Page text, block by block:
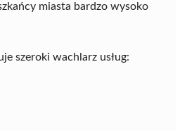
miasta bardzo wysoko
szeroki wachlarz usług: